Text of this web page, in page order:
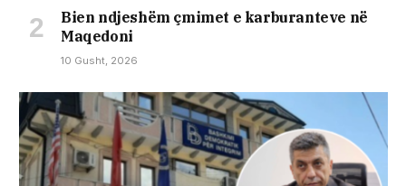
Bien ndjeshëm çmimet e karburanteve në
Maqedoni
10 Gusht, 2026